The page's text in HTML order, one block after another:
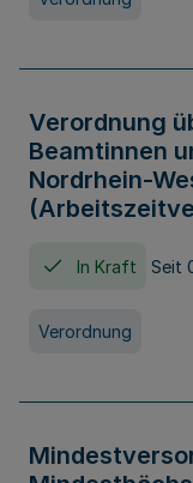
Verordnung
Beamtinnen
Nordrhein-
In Kraft Seit
Verordnung